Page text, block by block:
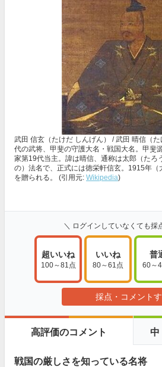
武田 信玄（たけだ しんげん） / 武田 晴信（
代の武将、甲斐の守護大名・戦国大名。甲斐
家第19代当主。諱は晴信、通称は太郎（たろ
の）法名で、正式には徳栄軒信玄。1915年
を贈られる。 (引用元: Wikipedia)
＼ ログインしていなくても採
超いいね
100～81点
いいね
80～61点
普
60～
採点・コメント
高評価のコメント 中
戦国の厳しさを知っている名将